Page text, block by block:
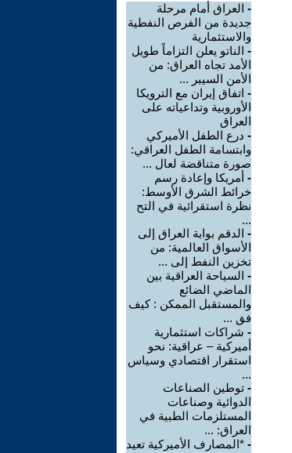
- العراق أمام مرحلة
جديدة من الفرص النفطية
والاستثمارية
- الناتو يعلن التزاماً طويل
الأمد تجاه العراق: من
الأمن السيبر ...
- اتفاق إيران مع الترويكا
الأوروبية وتداعياته على
العراق
- درع الطفل الأميركي
وابتسامة الطفل العراقي:
صورة متناقضة لعال ...
- أمريكا وإعادة رسم
خرائط الشرق الأوسط:
نظرة استقرائية في التح
...
- الدقم بوابة العراق إلى
الأسواق العالمية: من
تخزين النفط إلى ...
- السياحة العراقية بين
الماضي الضائع
والمستقبل الممكن : كيف
فق ...
- شراكات استثمارية
أميركية – عراقية: نحو
استقرار اقتصادي وسياس
...
- توطين الصناعات
الدوائية وصناعات
المستلزمات الطبية في
العراق: ...
- *المصارف الأميركية تعيد